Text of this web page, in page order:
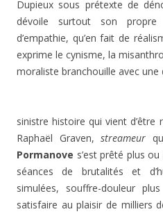
Dupieux sous prétexte de
dévoile surtout son
d’empathie, qu’en fait de
exprime le cynisme, la
moraliste branchouille avec
sinistre histoire qui vient d’être
Raphaël Graven, streameur
Pormanove s’est prêté plus
séances de brutalités et
simulées, souffre-douleur
satisfaire au plaisir de milliers